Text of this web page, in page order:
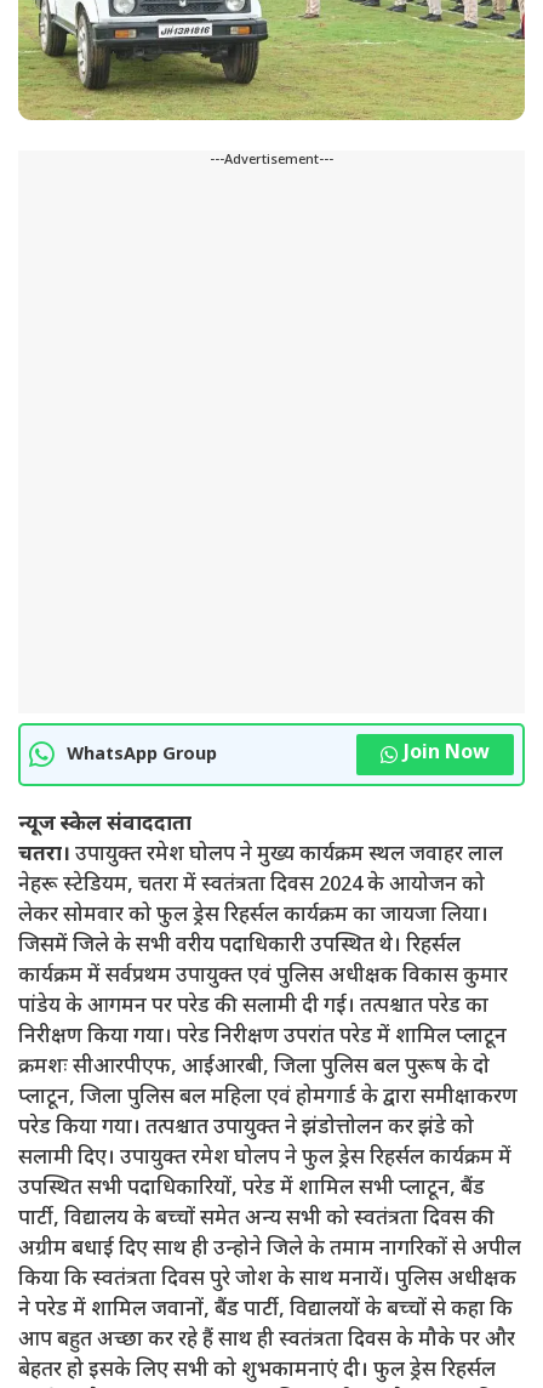
---Advertisement---
WhatsApp Group Join Now
न्यूज स्केल संवाददाता
चतरा। उपायुक्त रमेश घोलप ने मुख्य कार्यक्रम स्थल जवाहर लाल
नेहरू स्टेडियम, चतरा में स्वतंत्रता दिवस 2024 के आयोजन को
लेकर सोमवार को फुल ड्रेस रिहर्सल कार्यक्रम का जायजा लिया।
जिसमें जिले के सभी वरीय पदाधिकारी उपस्थित थे। रिहर्सल
कार्यक्रम में सर्वप्रथम उपायुक्त एवं पुलिस अधीक्षक विकास कुमार
पांडेय के आगमन पर परेड की सलामी दी गई। तत्पश्चात परेड का
निरीक्षण किया गया। परेड निरीक्षण उपरांत परेड में शामिल प्लाटून
क्रमशः सीआरपीएफ, आईआरबी, जिला पुलिस बल पुरूष के दो
प्लाटून, जिला पुलिस बल महिला एवं होमगार्ड के द्वारा समीक्षाकरण
परेड किया गया। तत्पश्चात उपायुक्त ने झंडोत्तोलन कर झंडे को
सलामी दिए। उपायुक्त रमेश घोलप ने फुल ड्रेस रिहर्सल कार्यक्रम में
उपस्थित सभी पदाधिकारियों, परेड में शामिल सभी प्लाटून, बैंड
पार्टी, विद्यालय के बच्चों समेत अन्य सभी को स्वतंत्रता दिवस की
अग्रीम बधाई दिए साथ ही उन्होने जिले के तमाम नागरिकों से अपील
किया कि स्वतंत्रता दिवस पुरे जोश के साथ मनायें। पुलिस अधीक्षक
ने परेड में शामिल जवानों, बैंड पार्टी, विद्यालयों के बच्चों से कहा कि
आप बहुत अच्छा कर रहे हैं साथ ही स्वतंत्रता दिवस के मौके पर और
बेहतर हो इसके लिए सभी को शुभकामनाएं दी। फुल ड्रेस रिहर्सल